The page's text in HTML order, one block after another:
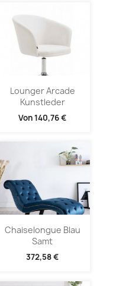
Lounger Arcade
Kunstleder
Von140,76 €
Chaiselongue Blau
Samt
372,58 €